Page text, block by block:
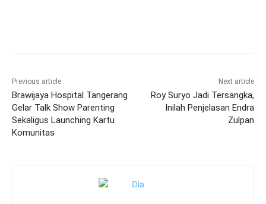
Previous article
Brawijaya Hospital Tangerang
Gelar Talk Show Parenting
Sekaligus Launching Kartu
Komunitas
Next article
Roy Suryo Jadi Tersangka,
Inilah Penjelasan Endra
Zulpan